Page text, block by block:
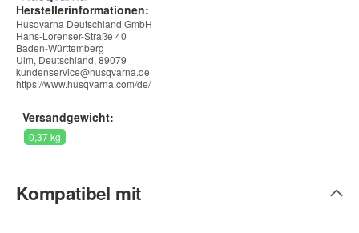
Herstellerinformationen:
Husqvarna Deutschland GmbH
Hans-Lorenser-Straße 40
Baden-Württemberg
Ulm, Deutschland, 89079
kundenservice@husqvarna.de
https://www.husqvarna.com/de/
Versandgewicht:
0,37 kg
Kompatibel mit